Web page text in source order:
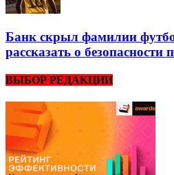
Банк скрыл фамилии
рассказать о безопасности
ВЫБОР РЕДАКЦИИ